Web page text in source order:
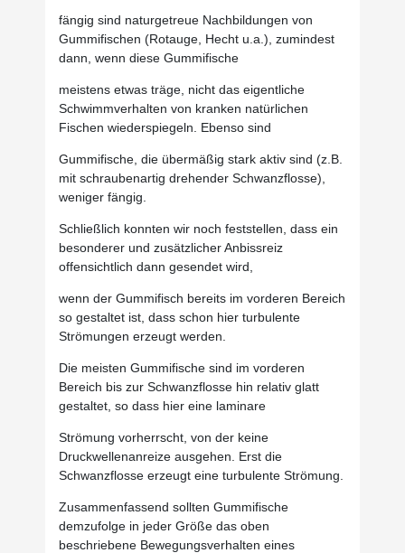
fängig sind naturgetreue Nachbildungen von
Gummifischen (Rotauge, Hecht u.a.), zumindest
dann, wenn diese Gummifische
meistens etwas träge, nicht das eigentliche
Schwimmverhalten von kranken natürlichen
Fischen wiederspiegeln. Ebenso sind
Gummifische, die übermäßig stark aktiv sind (z.B.
mit schraubenartig drehender Schwanzflosse),
weniger fängig.
Schließlich konnten wir noch feststellen, dass ein
besonderer und zusätzlicher Anbissreiz
offensichtlich dann gesendet wird,
wenn der Gummifisch bereits im vorderen Bereich
so gestaltet ist, dass schon hier turbulente
Strömungen erzeugt werden.
Die meisten Gummifische sind im vorderen
Bereich bis zur Schwanzflosse hin relativ glatt
gestaltet, so dass hier eine laminare
Strömung vorherrscht, von der keine
Druckwellenanreize ausgehen. Erst die
Schwanzflosse erzeugt eine turbulente Strömung.
Zusammenfassend sollten Gummifische
demzufolge in jeder Größe das oben
beschriebene Bewegungsverhalten eines